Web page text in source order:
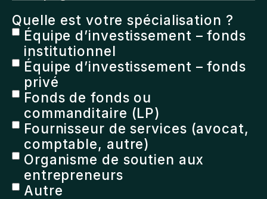
Quelle est votre spécialisation ?
Équipe d’investissement – fonds
institutionnel
Équipe d’investissement – fonds
privé
Fonds de fonds ou
commanditaire (LP)
Fournisseur de services (avocat,
comptable, autre)
Organisme de soutien aux
entrepreneurs
Autre